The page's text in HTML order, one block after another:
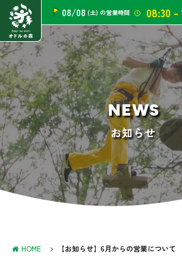
08/08 (土) の営業時間 08:30 -
NEWS
お知らせ
HOME 【お知らせ】6月からの営業について